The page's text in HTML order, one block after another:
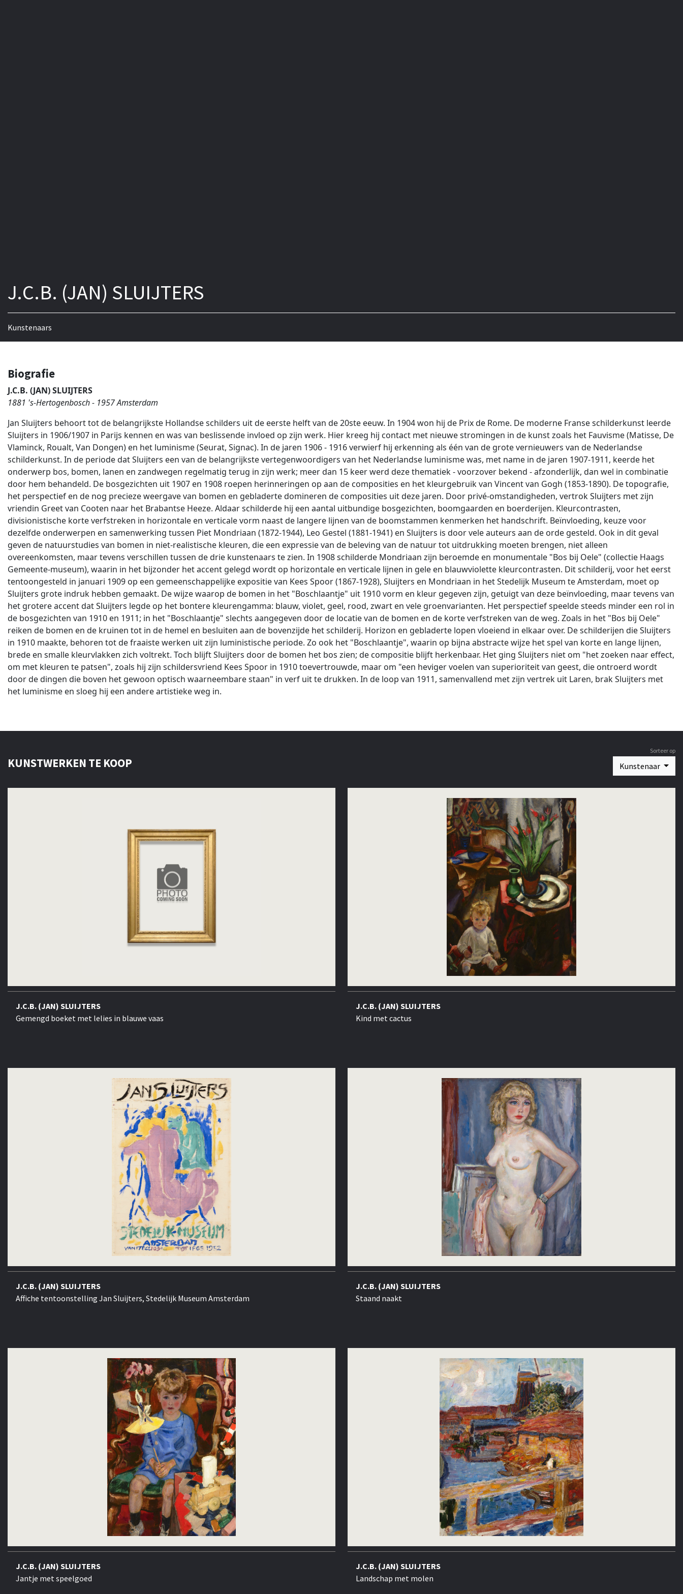
J.C.B. (JAN) SLUIJTERS
Kunstenaars
Biografie
J.C.B. (JAN) SLUIJTERS
1881 's-Hertogenbosch - 1957 Amsterdam
Jan Sluijters behoort tot de belangrijkste Hollandse schilders uit de eerste helft van de 20ste eeuw. In 1904 won hij de Prix de Rome. De moderne Franse schilderkunst leerde
Sluijters in 1906/1907 in Parijs kennen en was van beslissende invloed op zijn werk. Hier kreeg hij contact met nieuwe stromingen in de kunst zoals het Fauvisme (Matisse, De
Vlaminck, Roualt, Van Dongen) en het luminisme (Seurat, Signac). In de jaren 1906 - 1916 verwierf hij erkenning als één van de grote vernieuwers van de Nederlandse
schilderkunst. In de periode dat Sluijters een van de belangrijkste vertegenwoordigers van het Nederlandse luminisme was, met name in de jaren 1907-1911, keerde het
onderwerp bos, bomen, lanen en zandwegen regelmatig terug in zijn werk; meer dan 15 keer werd deze thematiek - voorzover bekend - afzonderlijk, dan wel in combinatie
door hem behandeld. De bosgezichten uit 1907 en 1908 roepen herinneringen op aan de composities en het kleurgebruik van Vincent van Gogh (1853-1890). De topografie,
het perspectief en de nog precieze weergave van bomen en gebladerte domineren de composities uit deze jaren. Door privé-omstandigheden, vertrok Sluijters met zijn
vriendin Greet van Cooten naar het Brabantse Heeze. Aldaar schilderde hij een aantal uitbundige bosgezichten, boomgaarden en boerderijen. Kleurcontrasten,
divisionistische korte verfstreken in horizontale en verticale vorm naast de langere lijnen van de boomstammen kenmerken het handschrift. Beïnvloeding, keuze voor
dezelfde onderwerpen en samenwerking tussen Piet Mondriaan (1872-1944), Leo Gestel (1881-1941) en Sluijters is door vele auteurs aan de orde gesteld. Ook in dit geval
geven de natuurstudies van bomen in niet-realistische kleuren, die een expressie van de beleving van de natuur tot uitdrukking moeten brengen, niet alleen
overeenkomsten, maar tevens verschillen tussen de drie kunstenaars te zien. In 1908 schilderde Mondriaan zijn beroemde en monumentale "Bos bij Oele" (collectie Haags
Gemeente-museum), waarin in het bijzonder het accent gelegd wordt op horizontale en verticale lijnen in gele en blauwviolette kleurcontrasten. Dit schilderij, voor het eerst
tentoongesteld in januari 1909 op een gemeenschappelijke expositie van Kees Spoor (1867-1928), Sluijters en Mondriaan in het Stedelijk Museum te Amsterdam, moet op
Sluijters grote indruk hebben gemaakt. De wijze waarop de bomen in het "Boschlaantje" uit 1910 vorm en kleur gegeven zijn, getuigt van deze beïnvloeding, maar tevens van
het grotere accent dat Sluijters legde op het bontere kleurengamma: blauw, violet, geel, rood, zwart en vele groenvarianten. Het perspectief speelde steeds minder een rol in
de bosgezichten van 1910 en 1911; in het "Boschlaantje" slechts aangegeven door de locatie van de bomen en de korte verfstreken van de weg. Zoals in het "Bos bij Oele"
reiken de bomen en de kruinen tot in de hemel en besluiten aan de bovenzijde het schilderij. Horizon en gebladerte lopen vloeiend in elkaar over. De schilderijen die Sluijters
in 1910 maakte, behoren tot de fraaiste werken uit zijn luministische periode. Zo ook het "Boschlaantje", waarin op bijna abstracte wijze het spel van korte en lange lijnen,
brede en smalle kleurvlakken zich voltrekt. Toch blijft Sluijters door de bomen het bos zien; de compositie blijft herkenbaar. Het ging Sluijters niet om "het zoeken naar effect,
om met kleuren te patsen", zoals hij zijn schildersvriend Kees Spoor in 1910 toevertrouwde, maar om "een heviger voelen van superioriteit van geest, die ontroerd wordt
door de dingen die boven het gewoon optisch waarneembare staan" in verf uit te drukken. In de loop van 1911, samenvallend met zijn vertrek uit Laren, brak Sluijters met
het luminisme en sloeg hij een andere artistieke weg in.
KUNSTWERKEN TE KOOP
Sorteer op
Kunstenaar
J.C.B. (JAN) SLUIJTERS
Gemengd boeket met lelies in blauwe vaas
J.C.B. (JAN) SLUIJTERS
Kind met cactus
J.C.B. (JAN) SLUIJTERS
Affiche tentoonstelling Jan Sluijters, Stedelijk Museum Amsterdam
J.C.B. (JAN) SLUIJTERS
Staand naakt
J.C.B. (JAN) SLUIJTERS
Jantje met speelgoed
J.C.B. (JAN) SLUIJTERS
Landschap met molen